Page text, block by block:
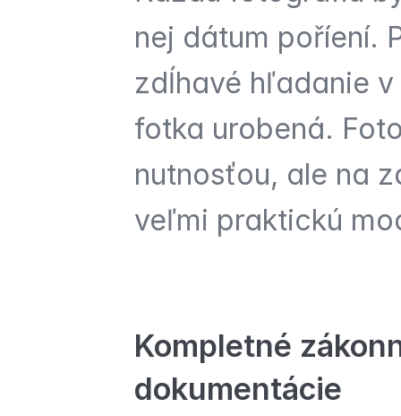
nej dátum poříení.
zdĺhavé hľadanie
fotka urobená.
nutnosťou, ale na
veľmi praktickú
Kompletné
dokumentácie